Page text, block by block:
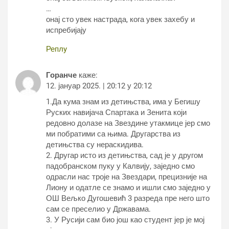
…
онај сто увек настрада, кога увек захебу и
испребијају
Реплy
Горанче каже:
12. јануар 2025. | 20:12 у 20:12
1.Да кума знам из детињства, има у Бегишу
Руских навијача Спартака и Зенита који
редовно долазе на Звездине утакмице јер смо
ми побратими са њима. Другарства из
детињства су нераскидива.
2. Другар исто из детињства, сад је у другом
падобранском пуку у Калвију, заједно смо
одрасли нас троје на Звездари, прецизније на
Лиону и одатле се знамо и ишли смо заједно у
ОШ Вељко Дугошевић 3 разреда пре него што
сам се преселио у Државама.
3. У Русији сам био још као студент јер је мој